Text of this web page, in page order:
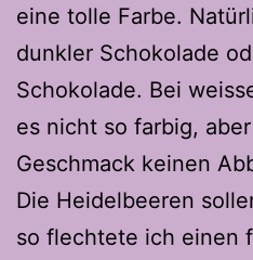
eine tolle Farbe.
dunkler Schokolade
Schokolade. Bei
es nicht so farbig,
Geschmack keinen
Die Heidelbeeren
so flechtete ich einen